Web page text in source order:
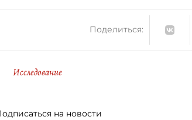
Поделиться:
Исследование
на новости